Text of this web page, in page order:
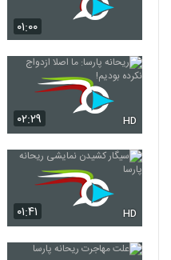
۰۱:۰۰
۰۲:۲۹ HD
۰۱:۴۱ HD